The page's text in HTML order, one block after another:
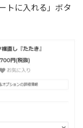
トに入れる」ボタ